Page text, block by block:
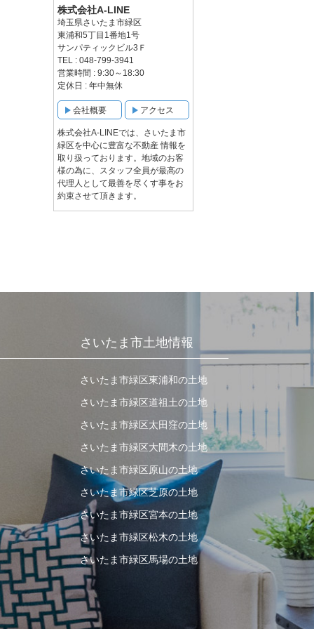
株式会社A-LINE
埼玉県さいたま市緑区
東浦和5丁目1番地1号
サンパティックビル3Ｆ
TEL : 048-799-3941
営業時間 : 9:30～18:30
定休日 : 年中無休
会社概要 アクセス
株式会社A-LINEでは、さいたま市
緑区を中心に豊富な不動産 情報を
取り扱っております。地域のお客
様の為に、スタッフ全員が最高の
代理人として最善を尽くす事をお
約束させて頂きます。
さいたま市土地情報
さいたま市緑区東浦和の土地
さいたま市緑区道祖土の土地
さいたま市緑区太田窪の土地
さいたま市緑区大間木の土地
さいたま市緑区原山の土地
さいたま市緑区芝原の土地
さいたま市緑区宮本の土地
さいたま市緑区松木の土地
さいたま市緑区馬場の土地